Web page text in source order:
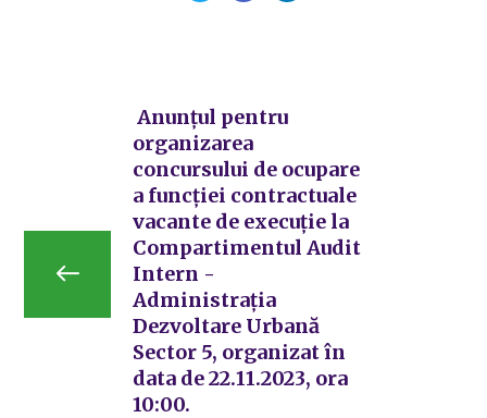
Anunțul pentru
organizarea
concursului de ocupare
a funcției contractuale
vacante de execuție la
Compartimentul Audit
Intern -
Administrația
Dezvoltare Urbană
Sector 5, organizat în
data de 22.11.2023, ora
10:00.